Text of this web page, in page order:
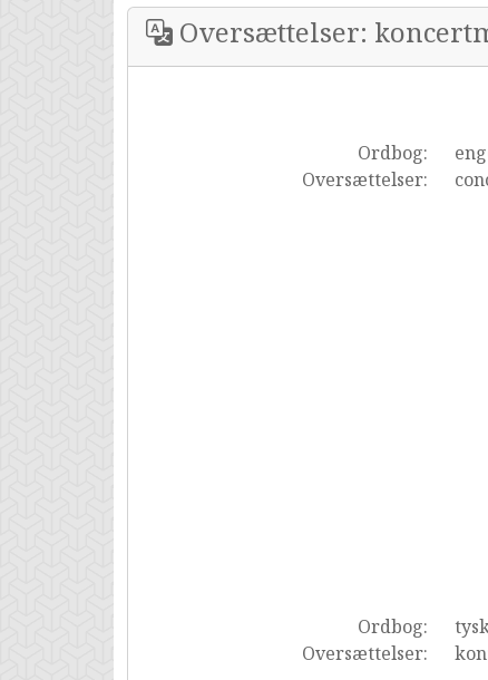
Oversættelser:
Ordbog:
Oversættelser:
Ordbog:
Oversættelser: